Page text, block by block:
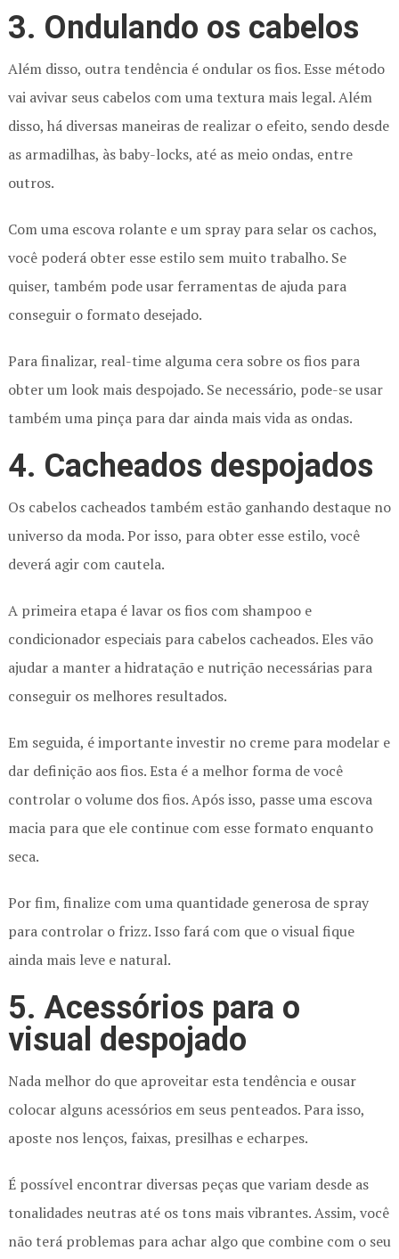
3. Ondulando os cabelos
Além disso, outra tendência é ondular os fios. Esse método
vai avivar seus cabelos com uma textura mais legal. Além
disso, há diversas maneiras de realizar o efeito, sendo desde
as armadilhas, às baby-locks, até as meio ondas, entre
outros.
Com uma escova rolante e um spray para selar os cachos,
você poderá obter esse estilo sem muito trabalho. Se
quiser, também pode usar ferramentas de ajuda para
conseguir o formato desejado.
Para finalizar, real-time alguma cera sobre os fios para
obter um look mais despojado. Se necessário, pode-se usar
também uma pinça para dar ainda mais vida as ondas.
4. Cacheados despojados
Os cabelos cacheados também estão ganhando destaque no
universo da moda. Por isso, para obter esse estilo, você
deverá agir com cautela.
A primeira etapa é lavar os fios com shampoo e
condicionador especiais para cabelos cacheados. Eles vão
ajudar a manter a hidratação e nutrição necessárias para
conseguir os melhores resultados.
Em seguida, é importante investir no creme para modelar e
dar definição aos fios. Esta é a melhor forma de você
controlar o volume dos fios. Após isso, passe uma escova
macia para que ele continue com esse formato enquanto
seca.
Por fim, finalize com uma quantidade generosa de spray
para controlar o frizz. Isso fará com que o visual fique
ainda mais leve e natural.
5. Acessórios para o
visual despojado
Nada melhor do que aproveitar esta tendência e ousar
colocar alguns acessórios em seus penteados. Para isso,
aposte nos lenços, faixas, presilhas e echarpes.
É possível encontrar diversas peças que variam desde as
tonalidades neutras até os tons mais vibrantes. Assim, você
não terá problemas para achar algo que combine com o seu